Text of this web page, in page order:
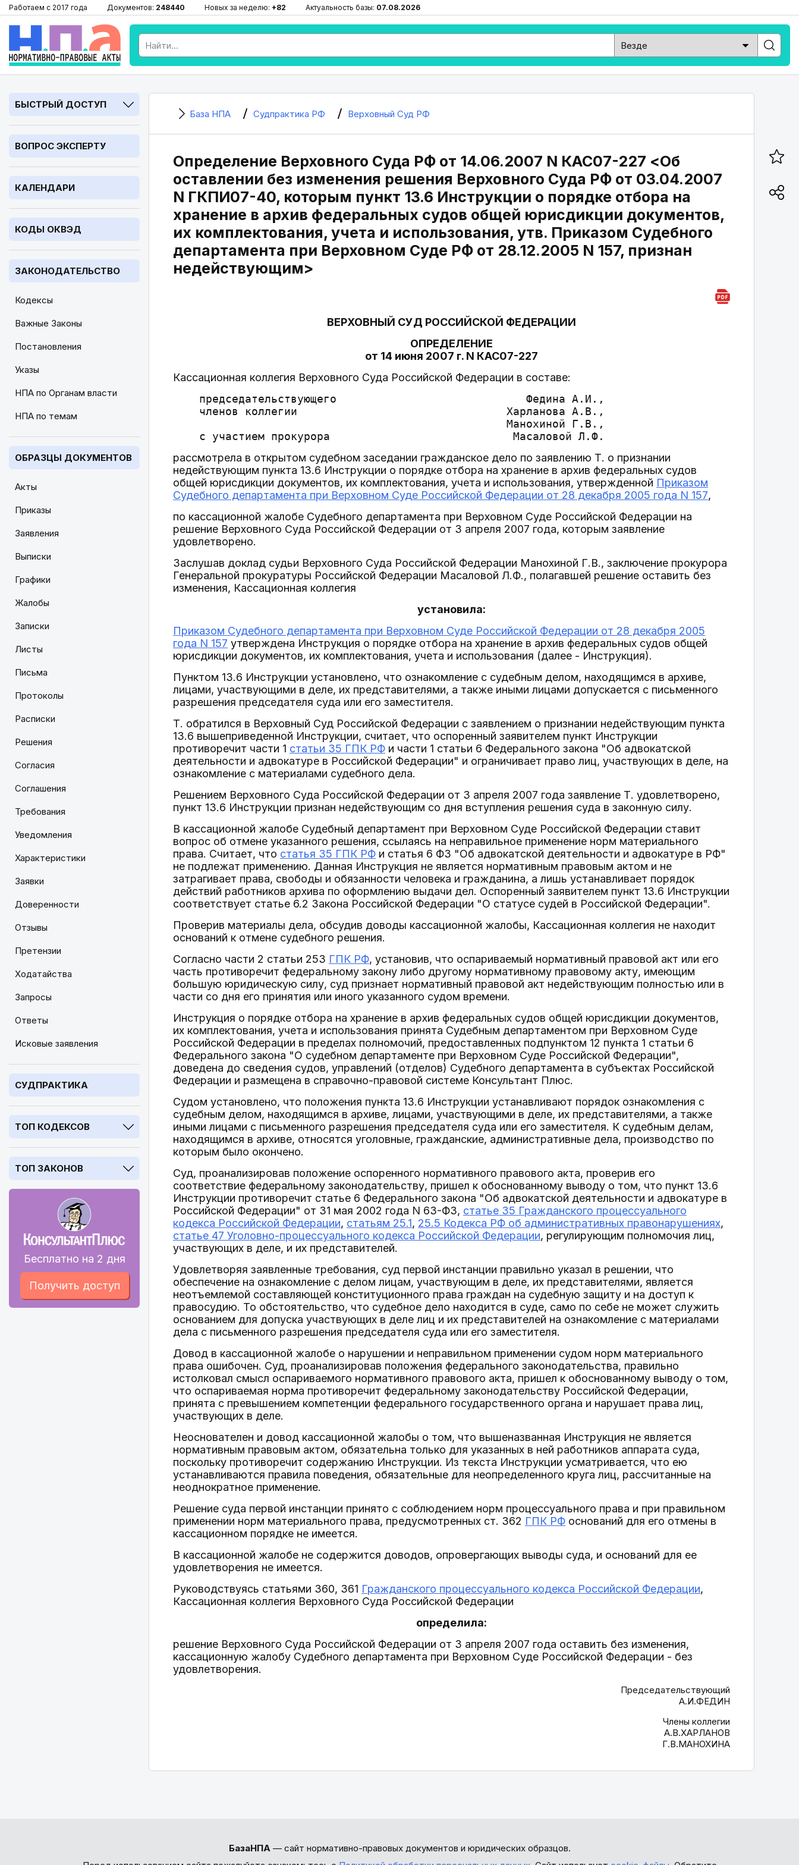
Работаем с 2017 года Документов: 248440 Новых за неделю: +82 Актуальность базы: 07.08.2026
БЫСТРЫЙ ДОСТУП
ВОПРОС ЭКСПЕРТУ
КАЛЕНДАРИ
КОДЫ ОКВЭД
ЗАКОНОДАТЕЛЬСТВО
Кодексы
Важные Законы
Постановления
Указы
НПА по Органам власти
НПА по темам
ОБРАЗЦЫ ДОКУМЕНТОВ
Акты
Приказы
Заявления
Выписки
Графики
Жалобы
Записки
Листы
Письма
Протоколы
Расписки
Решения
Согласия
Соглашения
Требования
Уведомления
Характеристики
Заявки
Доверенности
Отзывы
Претензии
Ходатайства
Запросы
Ответы
Исковые заявления
СУДПРАКТИКА
ТОП КОДЕКСОВ
ТОП ЗАКОНОВ
Бесплатно на 2 дня
Получить доступ
База НПА Судпрактика РФ Верховный Суд РФ
Определение Верховного Суда РФ от 14.06.2007 N КАС07-227 <Об
оставлении без изменения решения Верховного Суда РФ от 03.04.2007
N ГКПИ07-40, которым пункт 13.6 Инструкции о порядке отбора на
хранение в архив федеральных судов общей юрисдикции документов,
их комплектования, учета и использования, утв. Приказом Судебного
департамента при Верховном Суде РФ от 28.12.2005 N 157, признан
недействующим>
ВЕРХОВНЫЙ СУД РОССИЙСКОЙ ФЕДЕРАЦИИ
ОПРЕДЕЛЕНИЕ
от 14 июня 2007 г. N КАС07-227
Кассационная коллегия Верховного Суда Российской Федерации в составе:
    председательствующего                             Федина А.И.,
    членов коллегии                                Харланова А.В.,
                                                   Манохиной Г.В.,
рассмотрела в открытом судебном заседании гражданское дело по заявлению Т. о признании
недействующим пункта 13.6 Инструкции о порядке отбора на хранение в архив федеральных судов
общей юрисдикции документов, их комплектования, учета и использования, утвержденной Приказом
Судебного департамента при Верховном Суде Российской Федерации от 28 декабря 2005 года N 157,
по кассационной жалобе Судебного департамента при Верховном Суде Российской Федерации на
решение Верховного Суда Российской Федерации от 3 апреля 2007 года, которым заявление
удовлетворено.
Заслушав доклад судьи Верховного Суда Российской Федерации Манохиной Г.В., заключение прокурора
Генеральной прокуратуры Российской Федерации Масаловой Л.Ф., полагавшей решение оставить без
изменения, Кассационная коллегия
установила:
Приказом Судебного департамента при Верховном Суде Российской Федерации от 28 декабря 2005
года N 157 утверждена Инструкция о порядке отбора на хранение в архив федеральных судов общей
юрисдикции документов, их комплектования, учета и использования (далее - Инструкция).
Пунктом 13.6 Инструкции установлено, что ознакомление с судебным делом, находящимся в архиве,
лицами, участвующими в деле, их представителями, а также иными лицами допускается с письменного
разрешения председателя суда или его заместителя.
Т. обратился в Верховный Суд Российской Федерации с заявлением о признании недействующим пункта
13.6 вышеприведенной Инструкции, считает, что оспоренный заявителем пункт Инструкции
противоречит части 1 статьи 35 ГПК РФ и части 1 статьи 6 Федерального закона "Об адвокатской
деятельности и адвокатуре в Российской Федерации" и ограничивает право лиц, участвующих в деле, на
ознакомление с материалами судебного дела.
Решением Верховного Суда Российской Федерации от 3 апреля 2007 года заявление Т. удовлетворено,
пункт 13.6 Инструкции признан недействующим со дня вступления решения суда в законную силу.
В кассационной жалобе Судебный департамент при Верховном Суде Российской Федерации ставит
вопрос об отмене указанного решения, ссылаясь на неправильное применение норм материального
права. Считает, что статья 35 ГПК РФ и статья 6 ФЗ "Об адвокатской деятельности и адвокатуре в РФ"
не подлежат применению. Данная Инструкция не является нормативным правовым актом и не
затрагивает права, свободы и обязанности человека и гражданина, а лишь устанавливает порядок
действий работников архива по оформлению выдачи дел. Оспоренный заявителем пункт 13.6 Инструкции
соответствует статье 6.2 Закона Российской Федерации "О статусе судей в Российской Федерации".
Проверив материалы дела, обсудив доводы кассационной жалобы, Кассационная коллегия не находит
оснований к отмене судебного решения.
Согласно части 2 статьи 253 ГПК РФ, установив, что оспариваемый нормативный правовой акт или его
часть противоречит федеральному закону либо другому нормативному правовому акту, имеющим
большую юридическую силу, суд признает нормативный правовой акт недействующим полностью или в
части со дня его принятия или иного указанного судом времени.
Инструкция о порядке отбора на хранение в архив федеральных судов общей юрисдикции документов,
их комплектования, учета и использования принята Судебным департаментом при Верховном Суде
Российской Федерации в пределах полномочий, предоставленных подпунктом 12 пункта 1 статьи 6
Федерального закона "О судебном департаменте при Верховном Суде Российской Федерации",
доведена до сведения судов, управлений (отделов) Судебного департамента в субъектах Российской
Федерации и размещена в справочно-правовой системе Консультант Плюс.
Судом установлено, что положения пункта 13.6 Инструкции устанавливают порядок ознакомления с
судебным делом, находящимся в архиве, лицами, участвующими в деле, их представителями, а также
иными лицами с письменного разрешения председателя суда или его заместителя. К судебным делам,
находящимся в архиве, относятся уголовные, гражданские, административные дела, производство по
которым было окончено.
Суд, проанализировав положение оспоренного нормативного правового акта, проверив его
соответствие федеральному законодательству, пришел к обоснованному выводу о том, что пункт 13.6
Инструкции противоречит статье 6 Федерального закона "Об адвокатской деятельности и адвокатуре в
Российской Федерации" от 31 мая 2002 года N 63-ФЗ, статье 35 Гражданского процессуального
кодекса Российской Федерации, статьям 25.1, 25.5 Кодекса РФ об административных правонарушениях,
статье 47 Уголовно-процессуального кодекса Российской Федерации, регулирующим полномочия лиц,
участвующих в деле, и их представителей.
Удовлетворяя заявленные требования, суд первой инстанции правильно указал в решении, что
обеспечение на ознакомление с делом лицам, участвующим в деле, их представителями, является
неотъемлемой составляющей конституционного права граждан на судебную защиту и на доступ к
правосудию. То обстоятельство, что судебное дело находится в суде, само по себе не может служить
основанием для допуска участвующих в деле лиц и их представителей на ознакомление с материалами
дела с письменного разрешения председателя суда или его заместителя.
Довод в кассационной жалобе о нарушении и неправильном применении судом норм материального
права ошибочен. Суд, проанализировав положения федерального законодательства, правильно
истолковал смысл оспариваемого нормативного правового акта, пришел к обоснованному выводу о том,
что оспариваемая норма противоречит федеральному законодательству Российской Федерации,
принята с превышением компетенции федерального государственного органа и нарушает права лиц,
участвующих в деле.
Неоснователен и довод кассационной жалобы о том, что вышеназванная Инструкция не является
нормативным правовым актом, обязательна только для указанных в ней работников аппарата суда,
поскольку противоречит содержанию Инструкции. Из текста Инструкции усматривается, что ею
устанавливаются правила поведения, обязательные для неопределенного круга лиц, рассчитанные на
неоднократное применение.
Решение суда первой инстанции принято с соблюдением норм процессуального права и при правильном
применении норм материального права, предусмотренных ст. 362 ГПК РФ оснований для его отмены в
кассационном порядке не имеется.
В кассационной жалобе не содержится доводов, опровергающих выводы суда, и оснований для ее
удовлетворения не имеется.
Руководствуясь статьями 360, 361 Гражданского процессуального кодекса Российской Федерации,
Кассационная коллегия Верховного Суда Российской Федерации
определила:
решение Верховного Суда Российской Федерации от 3 апреля 2007 года оставить без изменения,
кассационную жалобу Судебного департамента при Верховном Суде Российской Федерации - без
удовлетворения.
Председательствующий
А.И.ФЕДИН
Члены коллегии
А.В.ХАРЛАНОВ
Г.В.МАНОХИНА
БазаНПА— сайт нормативно-правовых документов и юридических образцов.